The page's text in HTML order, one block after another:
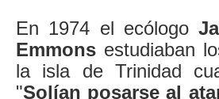
En 1974 el ecólogo
Emmons estudiaban
la isla de Trinidad
"Solían posarse al